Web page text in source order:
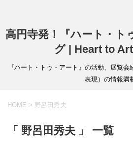
高円寺発！『ハート・ト
グ | Heart to
『ハート・トゥ・アート』の活動、展覧
表現）の情報満
HOME > 野呂田秀夫
「 野呂田秀夫 」 一覧